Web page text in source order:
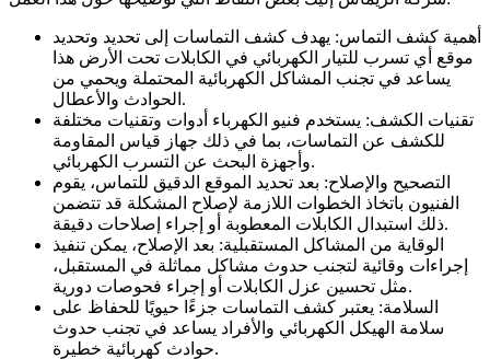
أهمية كشف التماس: يهدف كشف التماسات إلى تحديد وتحديد
موقع أي تسرب للتيار الكهربائي في الكابلات تحت الأرض هذا
يساعد في تجنب المشاكل الكهربائية المحتملة ويحمي من
الحوادث والأعطال.
تقنيات الكشف: يستخدم فنيو الكهرباء أدوات وتقنيات مختلفة
للكشف عن التماسات، بما في ذلك جهاز قياس المقاومة
وأجهزة البحث عن التسرب الكهربائي.
التصحيح والإصلاح: بعد تحديد الموقع الدقيق للتماس، يقوم
الفنيون باتخاذ الخطوات اللازمة لإصلاح المشكلة قد تتضمن
ذلك استبدال الكابلات المعطوبة أو إجراء إصلاحات دقيقة.
الوقاية من المشاكل المستقبلية: بعد الإصلاح، يمكن تنفيذ
إجراءات وقائية لتجنب حدوث مشاكل مماثلة في المستقبل،
مثل تحسين عزل الكابلات أو إجراء فحوصات دورية.
السلامة: يعتبر كشف التماسات جزءًا حيويًا للحفاظ على
سلامة الهيكل الكهربائي والأفراد يساعد في تجنب حدوث
حوادث كهربائية خطيرة.